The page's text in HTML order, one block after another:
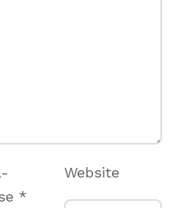
*
Website